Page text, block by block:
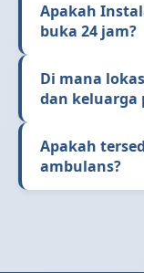
Apakah
buka 24 jam?
Di mana
dan keluarga
Apakah
ambulans?